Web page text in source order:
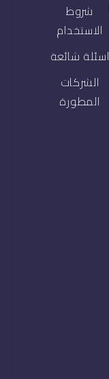
شروط
الاستخدام
اسئلة شائعة
الشركات
المطورة